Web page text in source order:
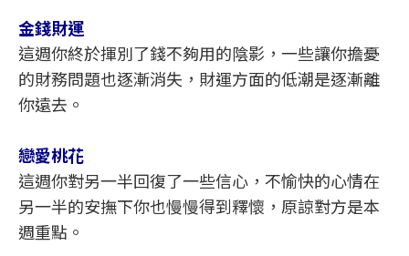
金錢財運
這週你終於揮別了錢不夠用的陰影，一些讓你擔憂
的財務問題也逐漸消失，財運方面的低潮是逐漸離
你遠去。
戀愛桃花
這週你對另一半回復了一些信心，不愉快的心情在
另一半的安撫下你也慢慢得到釋懷，原諒對方是本
週重點。